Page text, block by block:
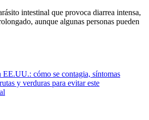
intestinal que provoca diarrea intensa,
aunque algunas personas pueden